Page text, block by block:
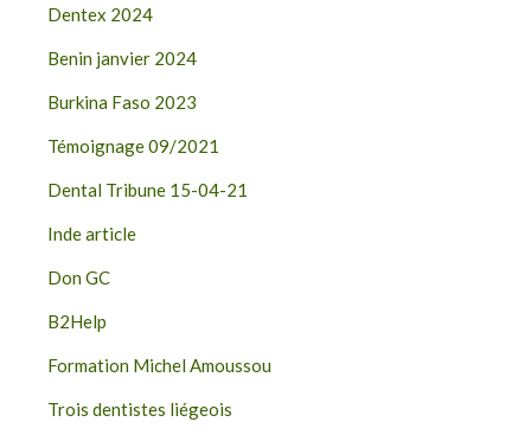
Dentex 2024
Benin janvier 2024
Burkina Faso 2023
Témoignage 09/2021
Dental Tribune 15-04-21
Inde article
Don GC
B2Help
Formation Michel Amoussou
Trois dentistes liégeois